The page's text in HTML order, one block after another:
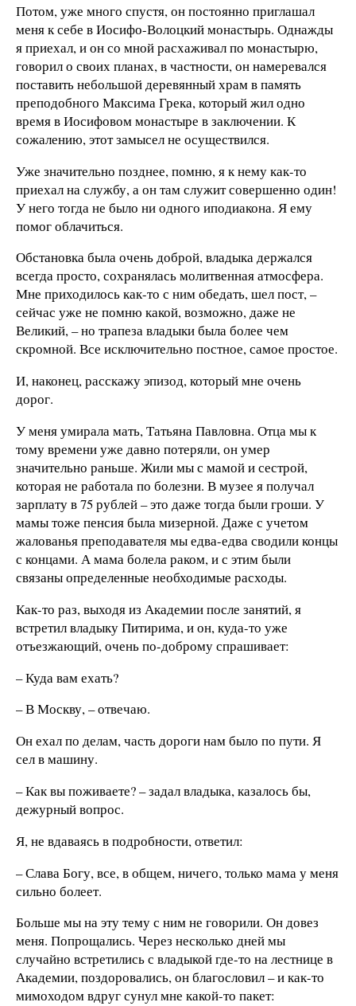
Потом, уже много спустя, он постоянно приглашал
меня к себе в Иосифо-Волоцкий монастырь. Однажды
я приехал, и он со мной расхаживал по монастырю,
говорил о своих планах, в частности, он намеревался
поставить небольшой деревянный храм в память
преподобного Максима Грека, который жил одно
время в Иосифовом монастыре в заключении. К
сожалению, этот замысел не осуществился.
Уже значительно позднее, помню, я к нему как-то
приехал на службу, а он там служит совершенно один!
У него тогда не было ни одного иподиакона. Я ему
помог облачиться.
Обстановка была очень доброй, владыка держался
всегда просто, сохранялась молитвенная атмосфера.
Мне приходилось как-то с ним обедать, шел пост, –
сейчас уже не помню какой, возможно, даже не
Великий, – но трапеза владыки была более чем
скромной. Все исключительно постное, самое простое.
И, наконец, расскажу эпизод, который мне очень
дорог.
У меня умирала мать, Татьяна Павловна. Отца мы к
тому времени уже давно потеряли, он умер
значительно раньше. Жили мы с мамой и сестрой,
которая не работала по болезни. В музее я получал
зарплату в 75 рублей – это даже тогда были гроши. У
мамы тоже пенсия была мизерной. Даже с учетом
жалованья преподавателя мы едва-едва сводили концы
с концами. А мама болела раком, и с этим были
связаны определенные необходимые расходы.
Как-то раз, выходя из Академии после занятий, я
встретил владыку Питирима, и он, куда-то уже
отъезжающий, очень по-доброму спрашивает:
– Куда вам ехать?
– В Москву, – отвечаю.
Он ехал по делам, часть дороги нам было по пути. Я
сел в машину.
– Как вы поживаете? – задал владыка, казалось бы,
дежурный вопрос.
Я, не вдаваясь в подробности, ответил:
– Слава Богу, все, в общем, ничего, только мама у меня
сильно болеет.
Больше мы на эту тему с ним не говорили. Он довез
меня. Попрощались. Через несколько дней мы
случайно встретились с владыкой где-то на лестнице в
Академии, поздоровались, он благословил – и как-то
мимоходом вдруг сунул мне какой-то пакет: